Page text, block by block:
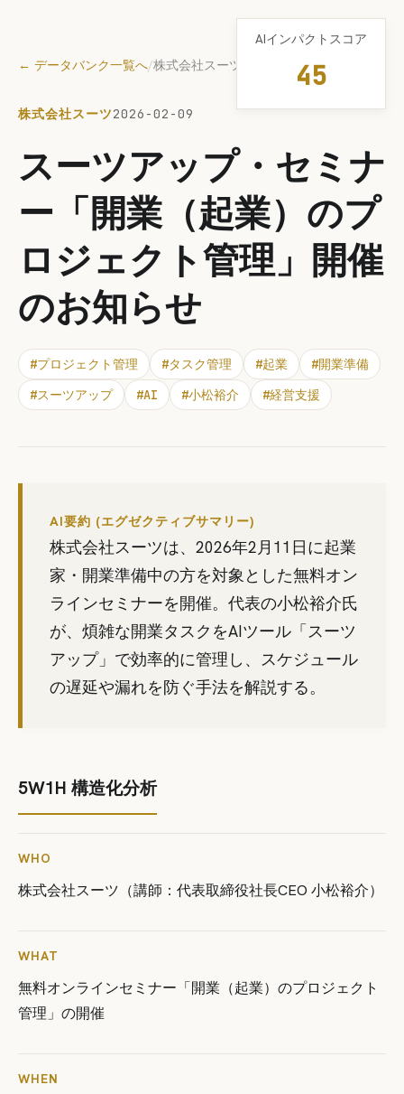
← データバンク一覧へ/株式会社スーツ
株式会社スーツ2026-02-09
スーツアップ・セミナ
ー「開業（起業）のプ
ロジェクト管理」開催
のお知らせ
#プロジェクト管理 #タスク管理 #起業 #開業準備
#スーツアップ #AI #小松裕介 #経営支援
AIインパクトスコア
45
AI要約 (エグゼクティブサマリー)
株式会社スーツは、2026年2月11日に起業
家・開業準備中の方を対象とした無料オン
ラインセミナーを開催。代表の小松裕介氏
が、煩雑な開業タスクをAIツール「スーツ
アップ」で効率的に管理し、スケジュール
の遅延や漏れを防ぐ手法を解説する。
5W1H 構造化分析
WHO
株式会社スーツ（講師：代表取締役社長CEO 小松裕介）
WHAT
無料オンラインセミナー「開業（起業）のプロジェクト
管理」の開催
WHEN